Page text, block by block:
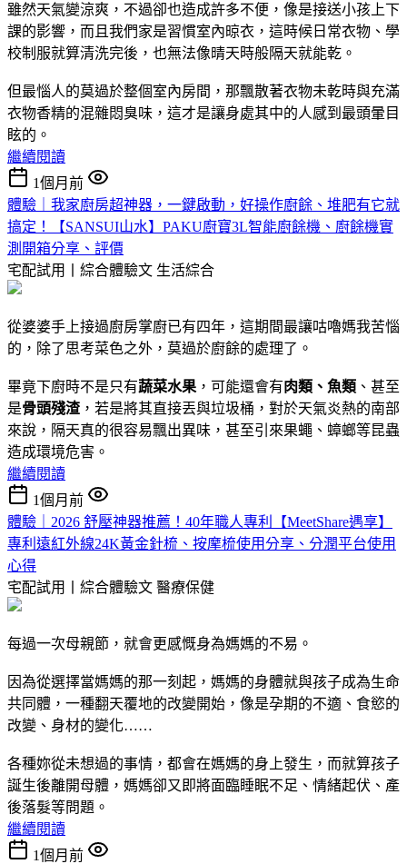
雖然天氣變涼爽，不過卻也造成許多不便，像是接送小孩上下
課的影響，而且我們家是習慣室內晾衣，這時候日常衣物、學
校制服就算清洗完後，也無法像晴天時般隔天就能乾。
但最惱人的莫過於整個室內房間，那飄散著衣物未乾時與充滿
衣物香精的混雜悶臭味，這才是讓身處其中的人感到最頭暈目
眩的。
繼續閱讀
1個月前
體驗｜我家廚房超神器，一鍵啟動，好操作廚餘、堆肥有它就
搞定！【SANSUI山水】PAKU廚寶3L智能廚餘機、廚餘機實
測開箱分享、評價
宅配試用丨綜合體驗文 生活綜合
從婆婆手上接過廚房掌廚已有四年，這期間最讓咕嚕媽我苦惱
的，除了思考菜色之外，莫過於廚餘的處理了。
畢竟下廚時不是只有蔬菜水果 ，可能還會有肉類、魚類 、甚至
是骨頭殘渣 ，若是將其直接丟與垃圾桶，對於天氣炎熱的南部
來說，隔天真的很容易飄出異味，甚至引來果蠅、蟑螂等昆蟲
造成環境危害。
繼續閱讀
1個月前
體驗｜2026 舒壓神器推薦！40年職人專利【MeetShare遇享】
專利遠紅外線24K黃金針梳、按摩梳使用分享、分潤平台使用
心得
宅配試用丨綜合體驗文 醫療保健
每過一次母親節，就會更感慨身為媽媽的不易。
因為從選擇當媽媽的那一刻起，媽媽的身體就與孩子成為生命
共同體，一種翻天覆地的改變開始，像是孕期的不適、食慾的
改變、身材的變化……
各種妳從未想過的事情，都會在媽媽的身上發生，而就算孩子
誕生後離開母體，媽媽卻又即將面臨睡眠不足、情緒起伏、產
後落髮等問題。
繼續閱讀
1個月前